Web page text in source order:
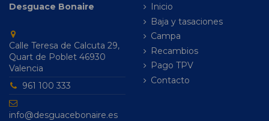
Desguace Bonaire
Calle Teresa de Calcuta 29,
Quart de Poblet 46930
Valencia
961 100 333
info@desguacebonaire.es
Inicio
Baja y tasaciones
Campa
Recambios
Pago TPV
Contacto